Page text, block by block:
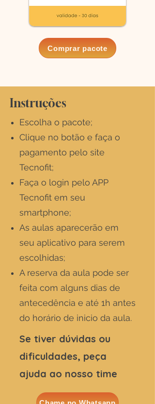
Comprar pacote
Instruções
Escolha o pacote;
Clique no botão e faça o
pagamento pelo site
Tecnofit;
Faça o login pelo APP
Tecnofit em seu
smartphone;
As aulas aparecerão em
seu aplicativo para serem
escolhidas;
A reserva da aula pode ser
feita com alguns dias de
antecedência e até 1h antes
do horário de inicio da aula.
Se tiver dúvidas ou
dificuldades, peça
ajuda ao nosso time